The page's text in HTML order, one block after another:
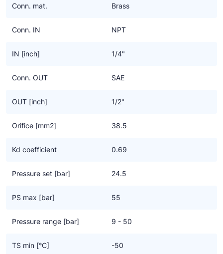
Conn. mat. Brass
Conn. IN NPT
IN [inch] 1/4"
Conn. OUT SAE
OUT [inch] 1/2"
Orifice [mm2] 38.5
Kd coefficient 0.69
Pressure set [bar] 24.5
PS max [bar] 55
Pressure range [bar] 9 - 50
TS min [°C] -50